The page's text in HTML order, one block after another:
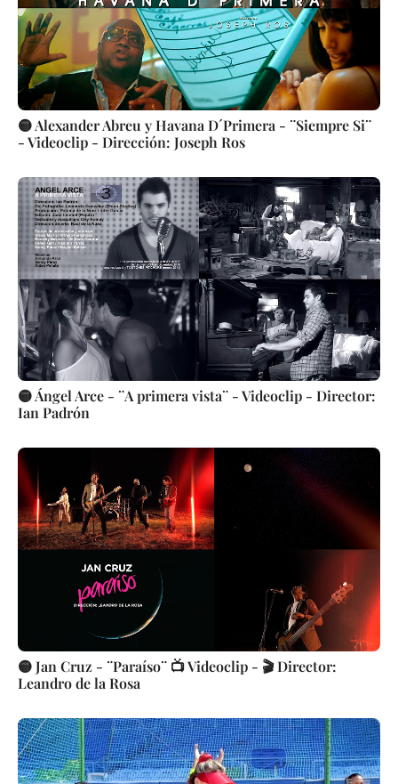
🟡 Alexander Abreu y Havana D´Primera - ¨Siempre Si¨
- Videoclip - Dirección: Joseph Ros
🟡 Ángel Arce - ¨A primera vista¨ - Videoclip - Director:
Ian Padrón
🟡 Jan Cruz - ¨Paraíso¨ 📺 Videoclip - 🎬 Director:
Leandro de la Rosa